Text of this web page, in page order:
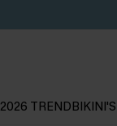
2026 TRENDBIKINI'S